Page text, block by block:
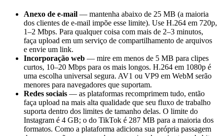
Anexo de e-mail — mantenha abaixo de 25 MB (a maioria
dos clientes de e-mail impõe esse limite). Use H.264 em 720p,
1–2 Mbps. Para qualquer coisa com mais de 2–3 minutos,
faça upload em um serviço de compartilhamento de arquivos
e envie um link.
Incorporação web — mire em menos de 5 MB para clipes
curtos, 10–20 Mbps para os mais longos. H.264 em 1080p é
uma escolha universal segura. AV1 ou VP9 em WebM serão
menores para navegadores que suportam.
Redes sociais — as plataformas recomprimem tudo, então
faça upload na mais alta qualidade que seu fluxo de trabalho
suporta dentro dos limites de tamanho delas. O limite do
Instagram é 4 GB; o do TikTok é 287 MB para a maioria dos
formatos. Como a plataforma adiciona sua própria passagem